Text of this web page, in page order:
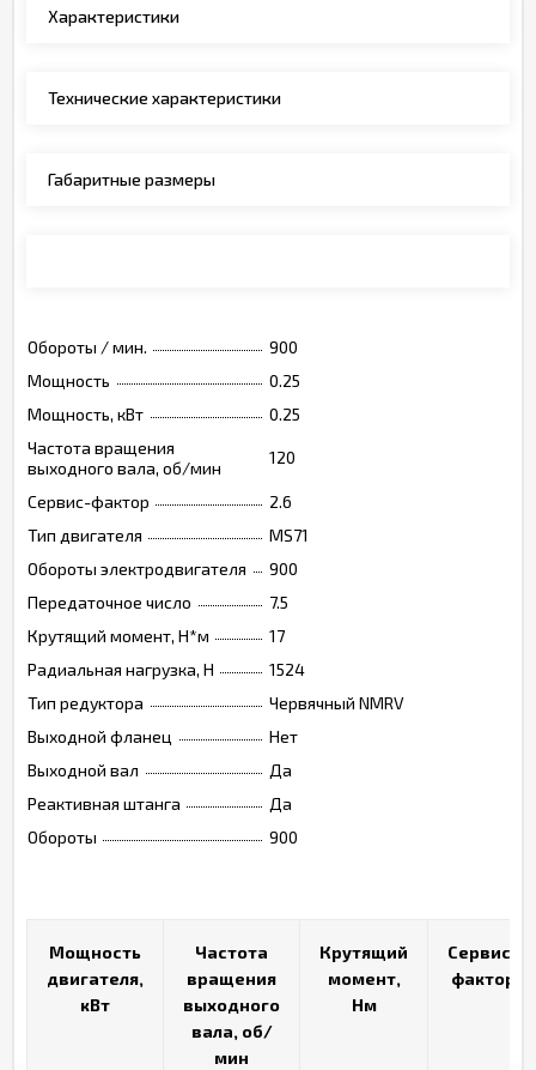
Характеристики
Технические характеристики
Габаритные размеры
Обороты / мин.
900
Мощность
0.25
Мощность, кВт
0.25
Частота вращения
выходного вала, об/мин
120
Сервис-фактор
2.6
Тип двигателя
MS71
Обороты электродвигателя
900
Передаточное число
7.5
Крутящий момент, Н*м
17
Радиальная нагрузка, Н
1524
Тип редуктора
Червячный NMRV
Выходной фланец
Нет
Выходной вал
Да
Реактивная штанга
Да
Обороты
900
Мощность
двигателя,
кВт
Частота
вращения
выходного
вала, об/
мин
Крутящий
момент,
Нм
Сервис-
фактор
Мощность
двигателя,
кВт
Частота
вращения
выходного
вала, об/
мин
Крутящий
момент,
Нм
Сервис-
фактор